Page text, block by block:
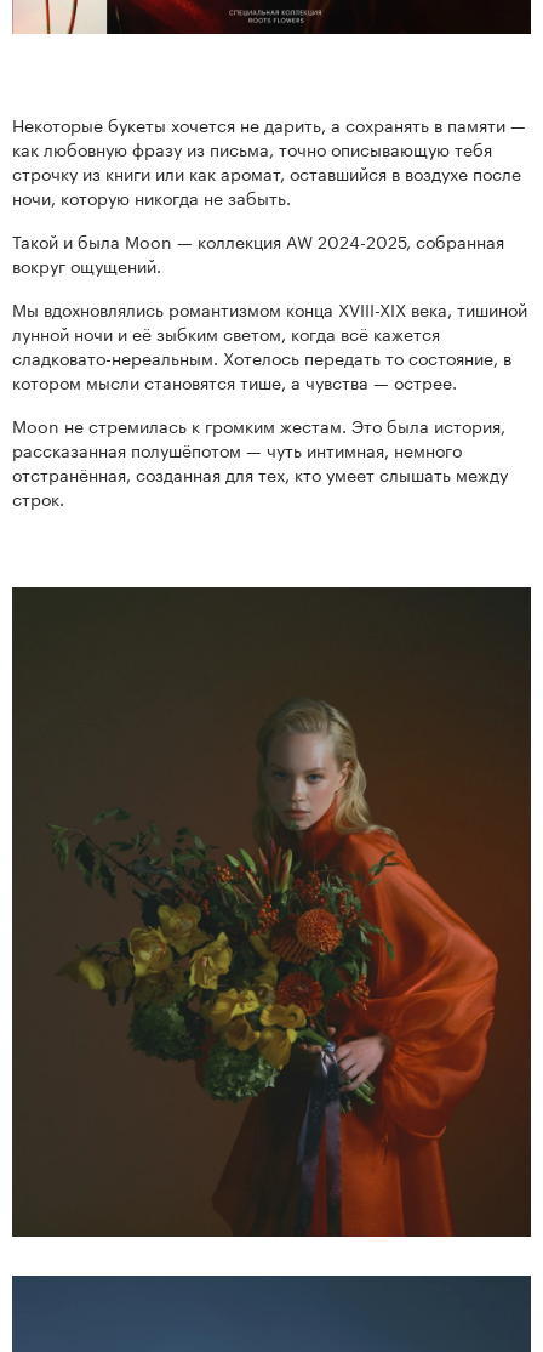
Kenzan
Collection
Некоторые букеты хочется не дарить, а сохранять в памяти —
как любовную фразу из письма, точно описывающую тебя
строчку из книги или как аромат, оставшийся в воздухе после
ночи, которую никогда не забыть.
Такой и была Moon — коллекция AW 2024-2025, собранная
вокруг ощущений.
Мы вдохновлялись романтизмом конца XVIII-XIX века, тишиной
лунной ночи и её зыбким светом, когда всё кажется
сладковато-нереальным. Хотелось передать то состояние, в
котором мысли становятся тише, а чувства — острее.
Moon не стремилась к громким жестам. Это была история,
рассказанная полушёпотом — чуть интимная, немного
отстранённая, созданная для тех, кто умеет слышать между
строк.